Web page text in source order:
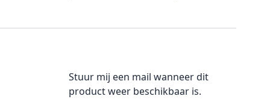
Stuur mij een mail wanneer dit
product weer beschikbaar is.